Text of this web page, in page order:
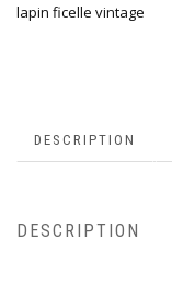
lapin ficelle vintage
DESCRIPTION
DESCRIPTION